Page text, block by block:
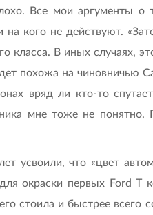
Все мои аргументы о
кого не действуют.
класса. В иных случаях,
похожа на чиновничью
вряд ли кто-то
мне тоже не
усвоили, что «цвет
окраски первых Ford T
стоила и быстрее всего